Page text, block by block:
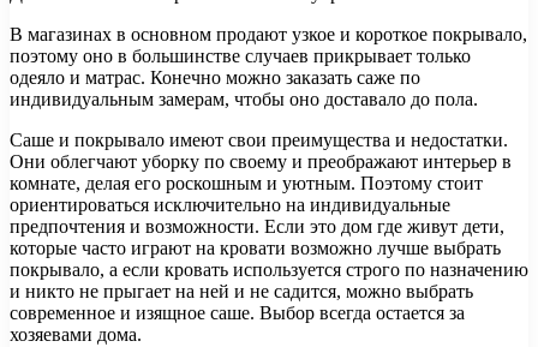
В магазинах в основном продают узкое и короткое покрывало,
поэтому оно в большинстве случаев прикрывает только
одеяло и матрас. Конечно можно заказать саже по
индивидуальным замерам, чтобы оно доставало до пола.
Саше и покрывало имеют свои преимущества и недостатки.
Они облегчают уборку по своему и преображают интерьер в
комнате, делая его роскошным и уютным. Поэтому стоит
ориентироваться исключительно на индивидуальные
предпочтения и возможности. Если это дом где живут дети,
которые часто играют на кровати возможно лучше выбрать
покрывало, а если кровать используется строго по назначению
и никто не прыгает на ней и не садится, можно выбрать
современное и изящное саше. Выбор всегда остается за
хозяевами дома.